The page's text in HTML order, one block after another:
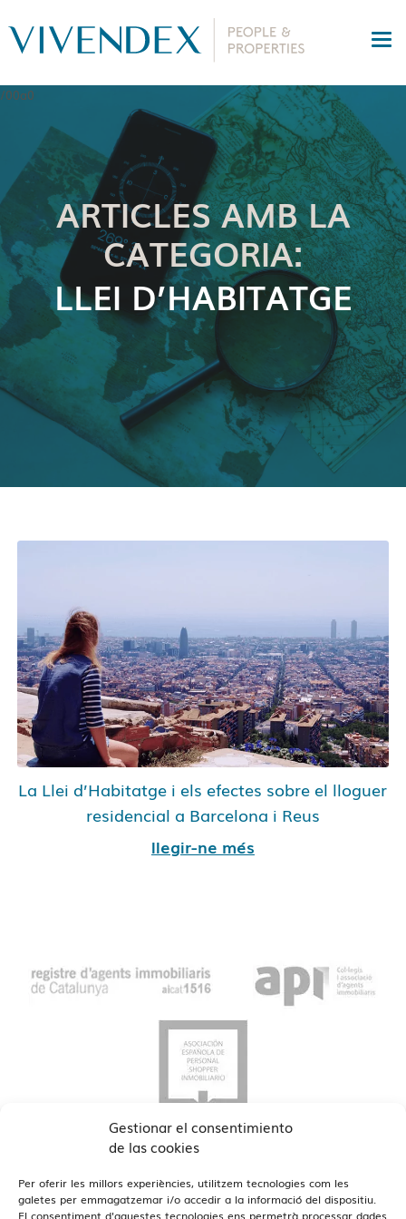
Gestionar el consentimiento
de las cookies
Per oferir les millors experiències, utilitzem tecnologies com les
galetes per emmagatzemar i/o accedir a la informació del dispositiu.
El consentiment d'aquestes tecnologies ens permetrà processar dades
ARTICLES AMB LA
CATEGORIA:
LLEI D’HABITATGE
La Llei d’Habitatge i els efectes sobre el lloguer
residencial a Barcelona i Reus
llegir-ne més